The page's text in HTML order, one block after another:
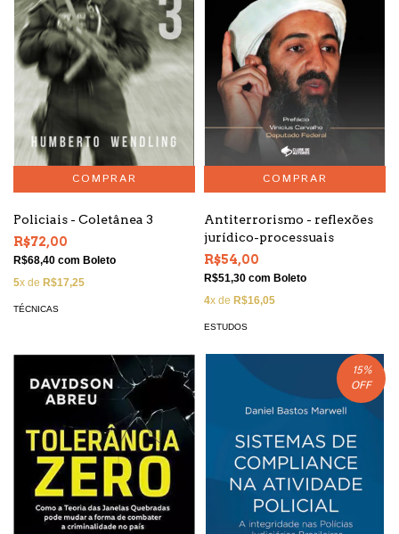
Policiais - Coletânea 3
R$72,00
R$68,40 com Boleto
5x de R$17,25
TÉCNICAS
Antiterrorismo - reflexões
jurídico-processuais
R$54,00
R$51,30 com Boleto
4x de R$16,05
ESTUDOS
15%
OFF